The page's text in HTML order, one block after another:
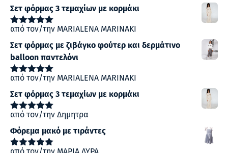
Σετ φόρμας 3 τεμαχίων με κορμάκι
Βαθμολογήθηκε
από 5
από τον/την MARIALENA MARINAKI
Σετ φόρμας με ζιβάγκο φούτερ και δερμάτινο
balloon παντελόνι
Βαθμολογήθηκε
από 5
από τον/την MARIALENA MARINAKI
Σετ φόρμας 3 τεμαχίων με κορμάκι
Βαθμολογήθηκε
με
από τον/την Δημητρα
Φόρεμα μακό με τιράντες